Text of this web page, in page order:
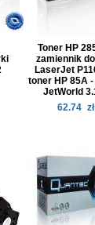
Toner HP
zamiennik
LaserJet
toner HP 85A
JetWorld
62.74 zł